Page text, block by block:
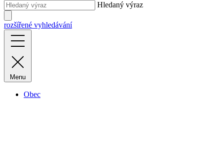
Hledaný výraz
rozšířené vyhledávání
Menu
Obec